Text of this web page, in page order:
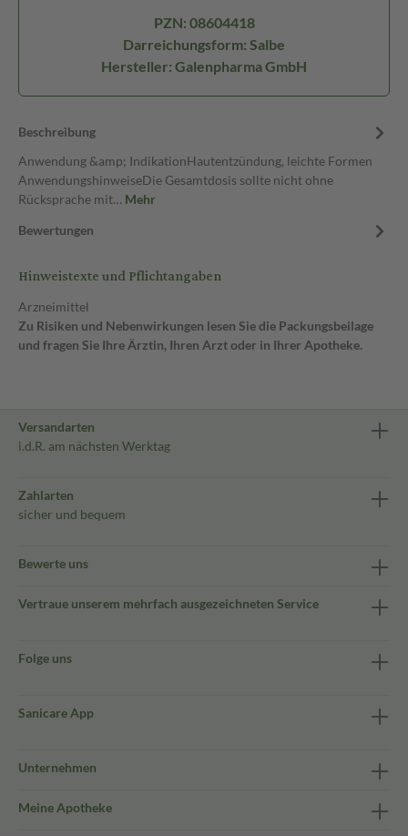
PZN: 08604418
Darreichungsform: Salbe
Hersteller: Galenpharma GmbH
Beschreibung
Anwendung &amp; IndikationHautentzündung, leichte Formen
AnwendungshinweiseDie Gesamtdosis sollte nicht ohne
Rücksprache mit… Mehr
Bewertungen
Hinweistexte und Pflichtangaben
Arzneimittel
Zu Risiken und Nebenwirkungen lesen Sie die Packungsbeilage
und fragen Sie Ihre Ärztin, Ihren Arzt oder in Ihrer Apotheke.
Versandarten
i.d.R. am nächsten Werktag
Zahlarten
sicher und bequem
Bewerte uns
Vertraue unserem mehrfach ausgezeichneten Service
Folge uns
Sanicare App
Unternehmen
Meine Apotheke